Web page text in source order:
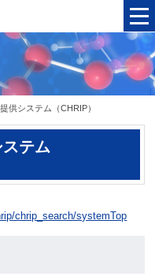
供システム（CHRIP）
テム
chrip_search/systemTop